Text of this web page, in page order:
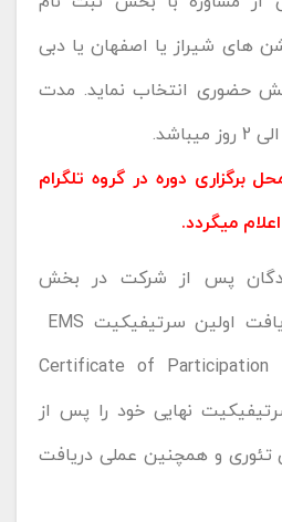
های شیراز یا اصفهان یا دبی
حضوری انتخاب نماید. مدت
برگزاری دوره در گروه تلگرام
میگردد.
پس از شرکت در بخش
خود که مربوط به Certificate of Participation
نهایی خود را پس از
و همچنین عملی دریافت